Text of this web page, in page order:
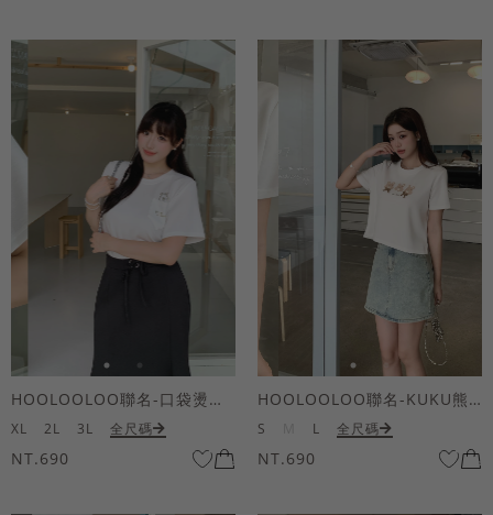
HOOLOOLOO聯名-口袋燙金KUKU熊短袖上衣
XL 2L 3L 全尺碼
NT.690
HOOLOOLOO聯名-KUKU熊蝴蝶結短袖上衣
S L 全尺碼
NT.690